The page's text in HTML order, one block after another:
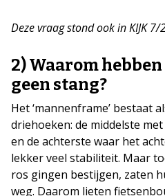
Deze vraag stond ook in KIJK 7/
2) Waarom
geen stang?
Het ‘mannenframe’ bestaat
driehoeken: de middelste
en de achterste waar het
lekker veel stabiliteit. Maar
ros gingen bestijgen, zaten
weg. Daarom lieten